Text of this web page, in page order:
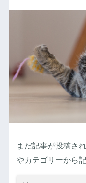
まだ記事が投稿さ
やカテゴリーから